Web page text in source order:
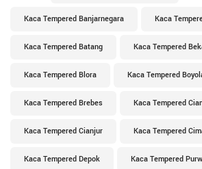
Kaca Tempered Banjarnegara Kaca
Kaca Tempered Batang Kaca Tempered
Kaca Tempered Blora Kaca Tempered
Kaca Tempered Brebes Kaca Tempered
Kaca Tempered Cianjur Kaca Tempered
Kaca Tempered Depok Kaca Tempered